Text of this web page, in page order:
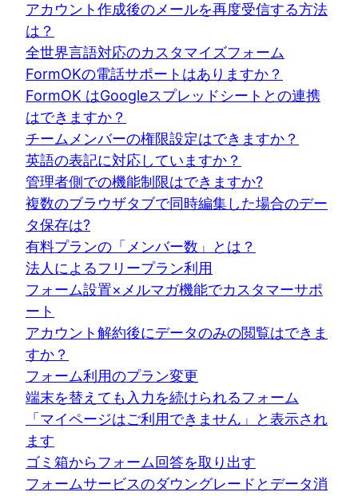
アカウント作成後のメールを再度受信する方法
は？
全世界言語対応のカスタマイズフォーム
FormOKの電話サポートはありますか？
FormOK はGoogleスプレッドシートとの連携
はできますか？
チームメンバーの権限設定はできますか？
英語の表記に対応していますか？
管理者側での機能制限はできますか?
複数のブラウザタブで同時編集した場合のデー
タ保存は?
有料プランの「メンバー数」とは？
法人によるフリープラン利用
フォーム設置×メルマガ機能でカスタマーサポ
ート
アカウント解約後にデータのみの閲覧はできま
すか？
フォーム利用のプラン変更
端末を替えても入力を続けられるフォーム
「マイページはご利用できません」と表示され
ます
ゴミ箱からフォーム回答を取り出す
フォームサービスのダウングレードとデータ消